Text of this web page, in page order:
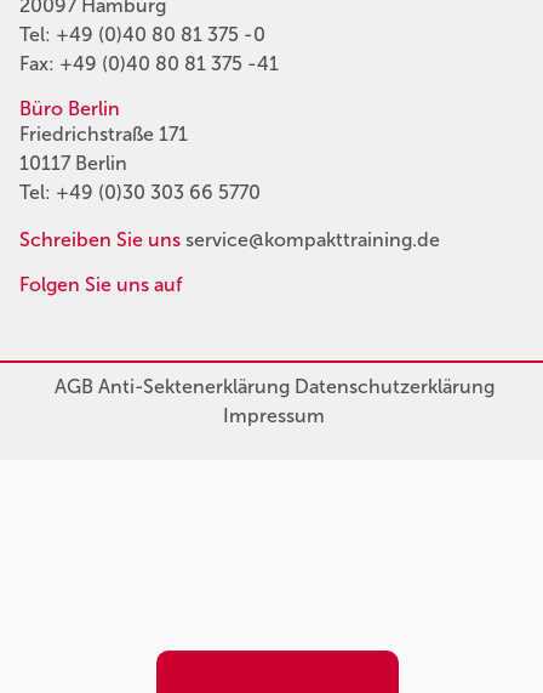
20097 Hamburg
Tel: +49 (0)40 80 81 375 -0
Fax: +49 (0)40 80 81 375 -41
Büro Berlin
Friedrichstraße 171
10117 Berlin
Tel: +49 (0)30 303 66 5770
Schreiben Sie uns service@kompakttraining.de
Folgen Sie uns auf
AGBAnti-SektenerklärungDatenschutzerklärung
Impressum